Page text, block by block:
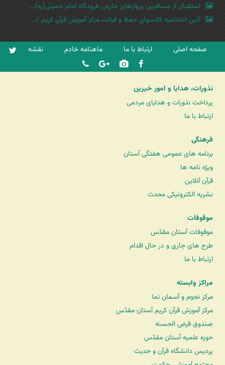
استقبال از مسافرین پروازهای خارجی فرودگاه امام خمینی(ره)...
آئین اختتامیه کلاسهای حفظ و قرائت مرکز آموزش قرآن کریم /...
صفحه اصلی ارتباط با ما ماهنامه خادم نقشه
نذورات، هدایا و امور خیرین
پرداخت نذورات و هدایای مردمی
ارتباط با ما
فرهنگی
برنامه های عمومی هفتگی آستان
ویژه نامه ها
قرآن آنلاین
نشریه الکترونیکی محدث
موقوفات
موقوفات آستان مقدّس
طرح های جاری و در حال اقدام
ارتباط با ما
مراکز وابسته
مرکز نجوم و آسمان نما
مرکز آموزش قرآن کریم آستان مقدّس
صندوق قرض الحسنه
حوزه علمیه آستان مقدّس
پردیس دانشگاه قرآن و حدیث